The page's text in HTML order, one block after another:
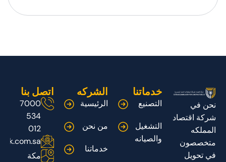
نحن في
شركة اقتصاد
المملكه
متخصصون
في تحويل
خدماتنا
التصنيع
التشغيل
والصيانه
الشركه
الرئيسية
من نحن
خدماتنا
اتصل بنا
7000
534
012
مكة